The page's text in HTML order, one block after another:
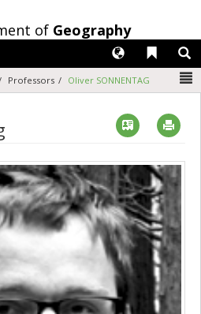
of Geography
Liens
Langues
Professors Oliver SONNENTAG
Vcard